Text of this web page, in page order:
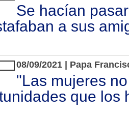
Se hacían
a sus
08/09/2021 | Papa
"Las mujeres
que los